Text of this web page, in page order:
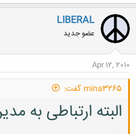
LIBERAL
عضو جدید
Apr 12, 2010
mina3265 گفت:
البته ارتباطی به